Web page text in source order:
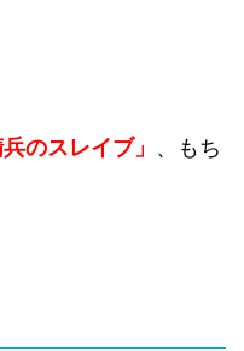
のスレイブ」 、もち